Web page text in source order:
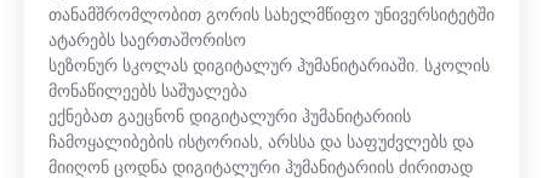
თანამშრომლობით გორის სახელმწიფო უნივერსიტეტში
ატარებს საერთაშორისო
სეზონურ სკოლას დიგიტალურ ჰუმანიტარიაში. სკოლის
მონაწილეებს საშუალება
ექნებათ გაეცნონ დიგიტალური ჰუმანიტარიის
ჩამოყალიბების ისტორიას, არსსა და საფუძვლებს და
მიიღონ ცოდნა დიგიტალური ჰუმანიტარიის ძირითად